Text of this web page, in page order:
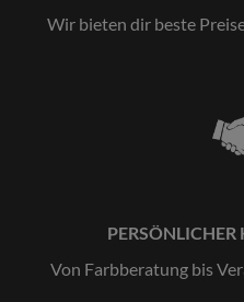
Wir bieten dir beste
Von Farbberatung bis